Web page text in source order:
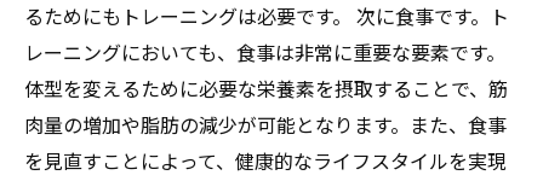
るためにもトレーニングは必要です。 次に食事です。ト
レーニングにおいても、食事は非常に重要な要素です。
体型を変えるために必要な栄養素を摂取することで、筋
肉量の増加や脂肪の減少が可能となります。また、食事
を見直すことによって、健康的なライフスタイルを実現